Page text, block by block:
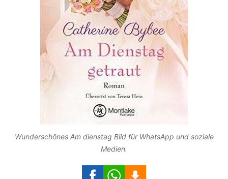
Wunderschönes Am dienstag Bild für WhatsApp und soziale
Medien.